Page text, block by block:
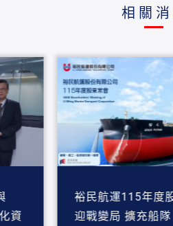
相關
資
裕民航運115年度
迎戰變局 擴充船